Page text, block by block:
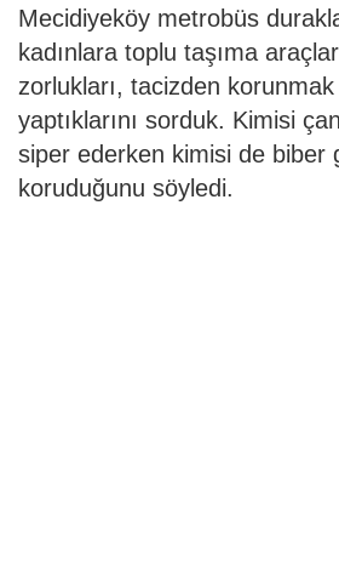
Mecidiyeköy metrobüs
kadınlara toplu taşıma
zorlukları, tacizden
yaptıklarını sorduk. Kimisi
siper ederken kimisi de biber
koruduğunu söyledi.